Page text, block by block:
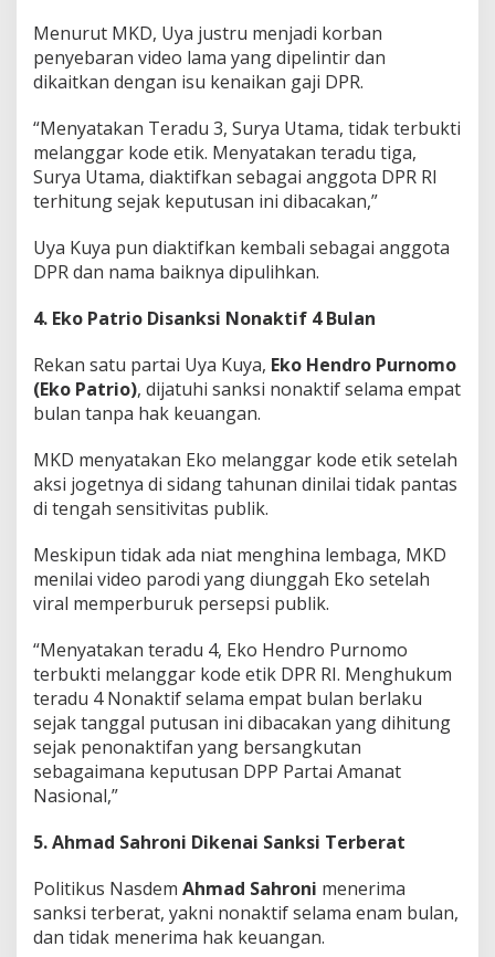
Menurut MKD, Uya justru menjadi korban
penyebaran video lama yang dipelintir dan
dikaitkan dengan isu kenaikan gaji DPR.
“Menyatakan Teradu 3, Surya Utama, tidak terbukti
melanggar kode etik. Menyatakan teradu tiga,
Surya Utama, diaktifkan sebagai anggota DPR RI
terhitung sejak keputusan ini dibacakan,”
Uya Kuya pun diaktifkan kembali sebagai anggota
DPR dan nama baiknya dipulihkan.
4. Eko Patrio Disanksi Nonaktif 4 Bulan
Rekan satu partai Uya Kuya, Eko Hendro Purnomo
(Eko Patrio), dijatuhi sanksi nonaktif selama empat
bulan tanpa hak keuangan.
MKD menyatakan Eko melanggar kode etik setelah
aksi jogetnya di sidang tahunan dinilai tidak pantas
di tengah sensitivitas publik.
Meskipun tidak ada niat menghina lembaga, MKD
menilai video parodi yang diunggah Eko setelah
viral memperburuk persepsi publik.
“Menyatakan teradu 4, Eko Hendro Purnomo
terbukti melanggar kode etik DPR RI. Menghukum
teradu 4 Nonaktif selama empat bulan berlaku
sejak tanggal putusan ini dibacakan yang dihitung
sejak penonaktifan yang bersangkutan
sebagaimana keputusan DPP Partai Amanat
Nasional,”
5. Ahmad Sahroni Dikenai Sanksi Terberat
Politikus Nasdem Ahmad Sahroni menerima
sanksi terberat, yakni nonaktif selama enam bulan,
dan tidak menerima hak keuangan.